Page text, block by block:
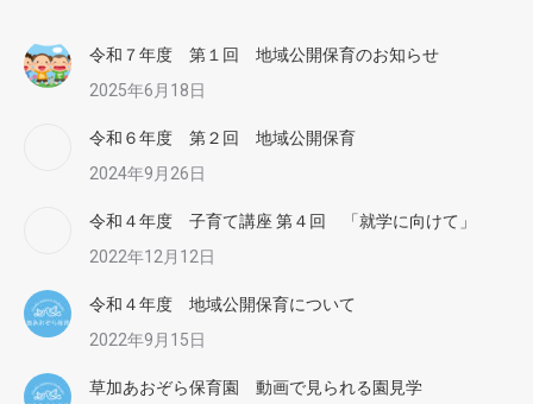
令和７年度 第１回 地域公開保育のお知らせ
2025年6月18日
令和６年度 第２回 地域公開保育
2024年9月26日
令和４年度 子育て講座 第４回 「就学に向けて」
2022年12月12日
令和４年度 地域公開保育について
2022年9月15日
草加あおぞら保育園 動画で見られる園見学